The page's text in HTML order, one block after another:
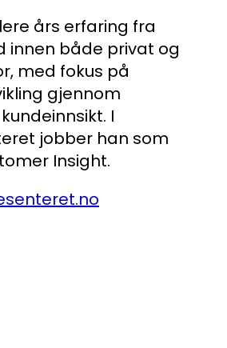
års erfaring fra
innen både privat og
med fokus på
gjennom
I
jobber han som
Insight.